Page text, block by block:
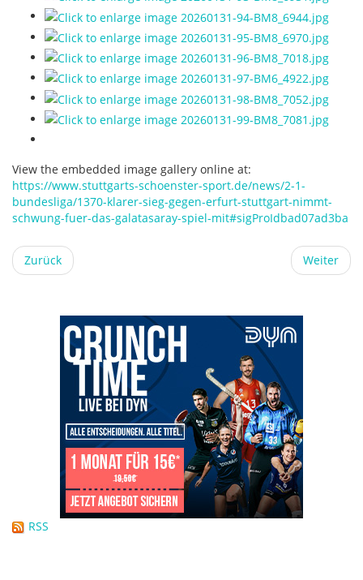
View the embedded image gallery online at:
https://www.stuttgarts-schoenster-sport.de/news/2-1-
bundesliga/1370-klarer-sieg-gegen-erfurt-stuttgart-nimmt-
schwung-fuer-das-galatasaray-spiel-mit#sigProIdbad07ad3ba
Zurück Weiter
RSS